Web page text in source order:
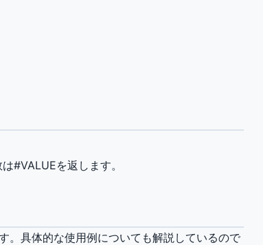
#VALUEを返します。
。具体的な使用例についても解説しているので